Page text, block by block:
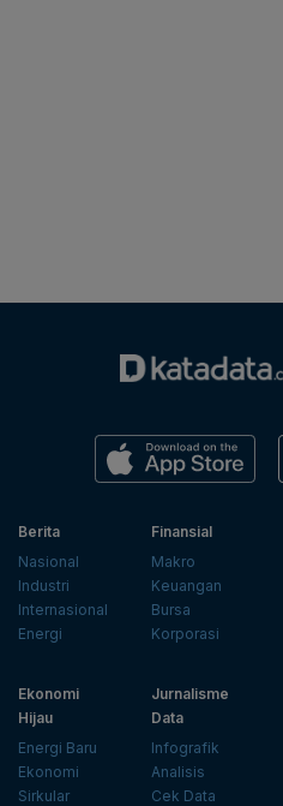
Berita
Nasional
Industri
Internasional
Energi
Finansial
Makro
Keuangan
Bursa
Korporasi
Ekonomi
Hijau
Energi Baru
Ekonomi
Sirkular
Jurnalisme
Data
Infografik
Analisis
Cek Data